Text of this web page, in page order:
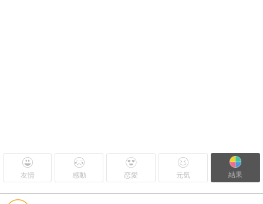
友情 感動 恋愛 元気 結果